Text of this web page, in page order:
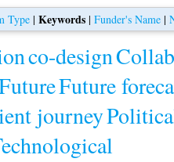
Type | Keywords | Funder's Name |
co-design
Future
journey